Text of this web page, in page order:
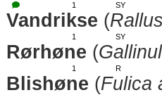
1
SY
Vandrikse (
1 SY
Rørhøne (
1 R
Blishøne (Fulica